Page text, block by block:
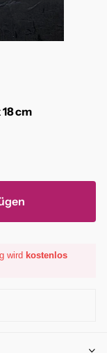
cm
wird kostenlos